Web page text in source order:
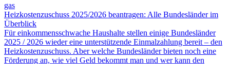
gas
Heizkostenzuschuss 2025/2026 beantragen: Alle Bundesländer im
Überblick
Für ein­kommensschwache Haushalte stellen einige Bundesländer
2025 / 2026 wieder eine unter­stützende Einmal­zahlung bereit – den
Heizkostenzuschuss. Aber welche Bundesländer bieten noch eine
Förderung an, wie viel Geld bekommt man und wer kann den